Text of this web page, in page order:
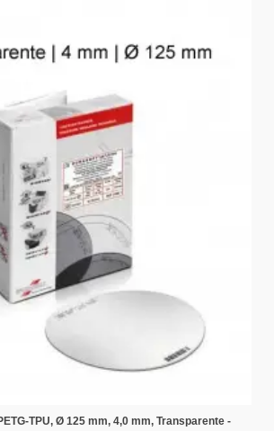
TPU, Ø 125 mm, 4,0 mm, Transparente -